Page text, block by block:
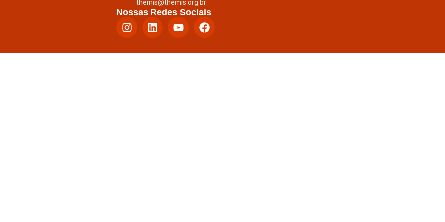
themis@themis.org.br
Nossas Redes Sociais